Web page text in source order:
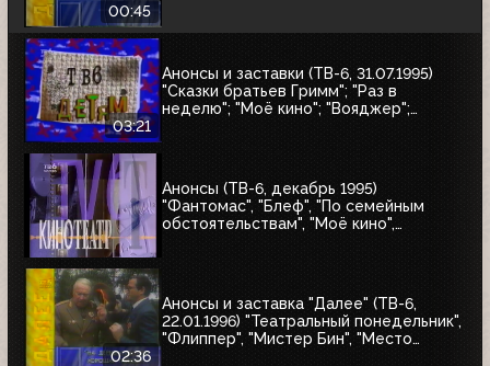
00:45
03:21
Анонсы и заставки (ТВ-6, 31.07.1995)
"Сказки братьев Гримм"; "Раз в
неделю"; "Моё кино"; "Вояджер";
Анонсы (ТВ-6, декабрь 1995)
"Фантомас", "Блеф", "По семейным
обстоятельствам", "Моё кино",
02:36
Анонсы и заставка "Далее" (ТВ-6,
22.01.1996) "Театральный понедельник",
"Флиппер", "Мистер Бин", "Место